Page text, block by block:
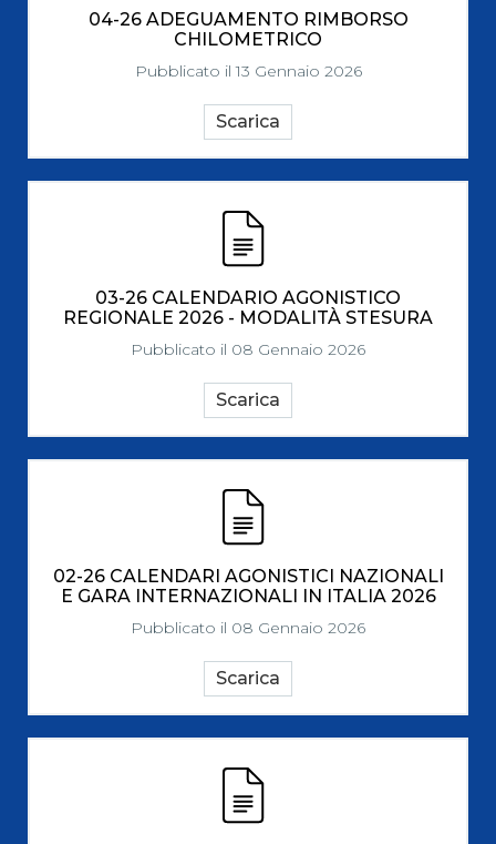
04-26 ADEGUAMENTO RIMBORSO
CHILOMETRICO
Pubblicato il 13 Gennaio 2026
Scarica
03-26 CALENDARIO AGONISTICO
REGIONALE 2026 - MODALITÀ STESURA
Pubblicato il 08 Gennaio 2026
Scarica
02-26 CALENDARI AGONISTICI NAZIONALI
E GARA INTERNAZIONALI IN ITALIA 2026
Pubblicato il 08 Gennaio 2026
Scarica